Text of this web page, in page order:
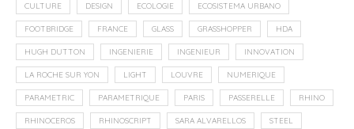
CULTURE DESIGN ECOLOGIE ECOSISTEMA URBANO
FOOTBRIDGE FRANCE GLASS GRASSHOPPER HDA
HUGH DUTTON INGENIERIE INGENIEUR INNOVATION
LA ROCHE SUR YON LIGHT LOUVRE NUMERIQUE
PARAMETRIC PARAMETRIQUE PARIS PASSERELLE RHINO
RHINOCEROS RHINOSCRIPT SARA ALVARELLOS STEEL